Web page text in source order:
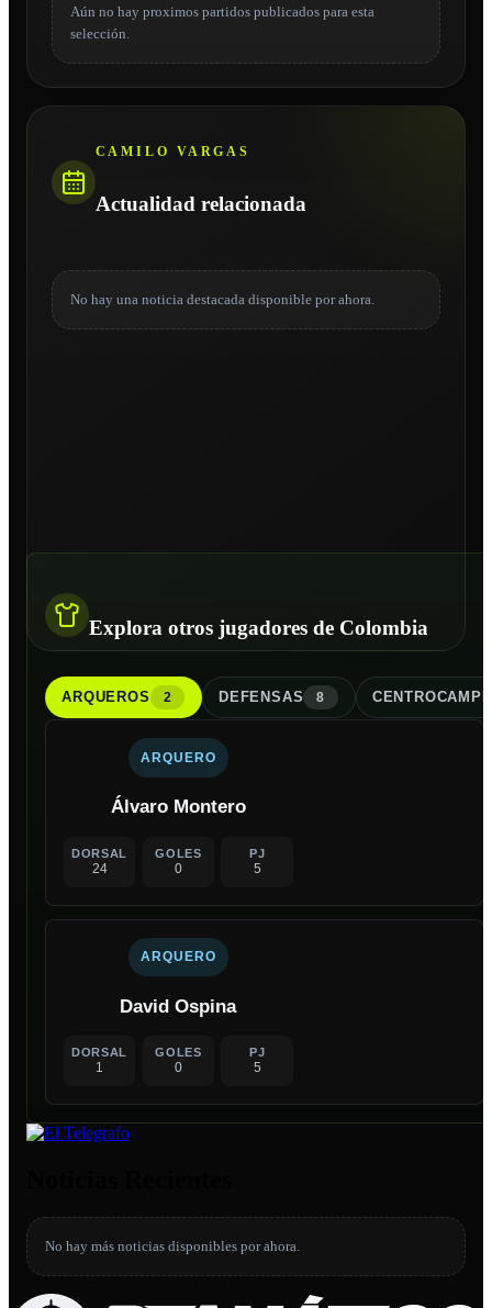
Aún no hay proximos partidos publicados para esta
selección.
CAMILO VARGAS
Actualidad relacionada
No hay una noticia destacada disponible por ahora.
Explora otros jugadores de Colombia
ARQUEROS 2 DEFENSAS 8
ARQUERO
Álvaro Montero
DORSAL
24
GOLES
0
PJ
5
ARQUERO
David Ospina
DORSAL
1
GOLES
0
PJ
5
No hay más noticias disponibles por ahora.